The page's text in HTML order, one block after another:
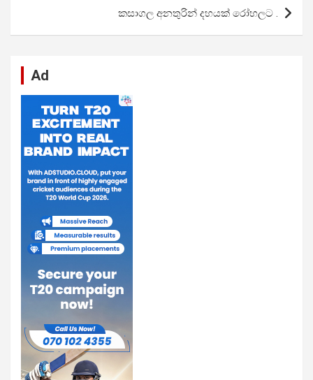
කසාගල අනතුරින් දහයක් රෝහලට .
Ad